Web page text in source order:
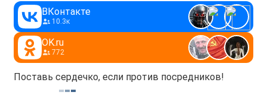
ВКонтакте
10.3к
OK.ru
772
Поставь сердечко, если против посредников!